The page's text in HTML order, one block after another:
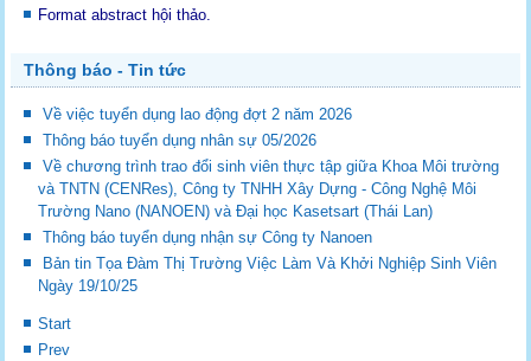
Format abstract hội thảo.
Thông báo - Tin tức
Về việc tuyển dụng lao động đợt 2 năm 2026
Thông báo tuyển dụng nhân sự 05/2026
Về chương trình trao đổi sinh viên thực tập giữa Khoa Môi trường
và TNTN (CENRes), Công ty TNHH Xây Dựng - Công Nghệ Môi
Trường Nano (NANOEN) và Đại học Kasetsart (Thái Lan)
Thông báo tuyển dụng nhận sự Công ty Nanoen
Bản tin Tọa Đàm Thị Trường Việc Làm Và Khởi Nghiệp Sinh Viên
Ngày 19/10/25
Start
Prev